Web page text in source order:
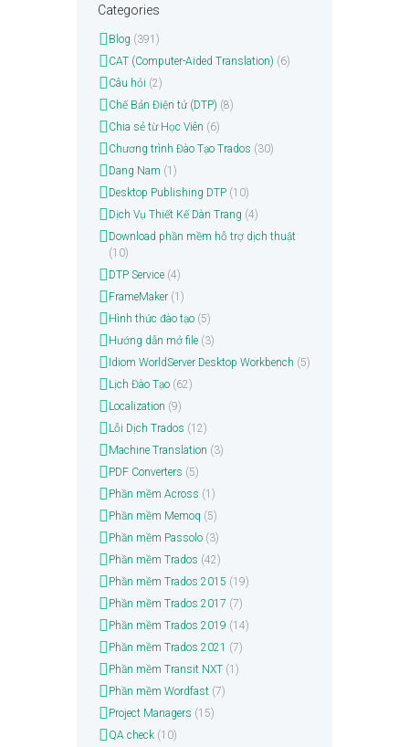
Categories
Blog (391)
CAT (Computer-Aided Translation) (6)
Câu hỏi (2)
Chế Bản Điện tử (DTP) (8)
Chia sẻ từ Học Viên (6)
Chương trình Đào Tạo Trados (30)
Dang Nam (1)
Desktop Publishing DTP(10)
Dịch Vụ Thiết Kế Dàn Trang (4)
Download phần mềm hỗ trợ dịch thuật
(10)
DTP Service(4)
FrameMaker(1)
Hình thức đào tạo(5)
Hướng dẫn mở file(3)
Idiom WorldServer Desktop Workbench (5)
Lịch Đào Tạo(62)
Localization (9)
Lỗi Dịch Trados (12)
Machine Translation (3)
PDF Converters (5)
Phần mềm Across (1)
Phần mềm Memoq (5)
Phần mềm Passolo(3)
Phần mềm Trados (42)
Phần mềm Trados 2015 (19)
Phần mềm Trados 2017 (7)
Phần mềm Trados 2019 (14)
Phần mềm Trados 2021 (7)
Phần mềm Transit NXT(1)
Phần mềm Wordfast(7)
Project Managers (15)
QA check(10)